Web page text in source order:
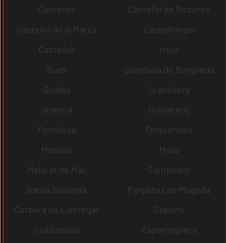
Centelles
Castellví de Rosanes
Castellví de la Marca
Castellterçol
Castellolí
rrius
Gurb
Guardiola de Berguedà
Gualba
Granollers
Granera
Gisclareny
Fonollosa
Folgueroles
Manlleu
Malla
Malgrat de Mar
Santpedor
Santa Susanna
Perpètua de Mogoda
Corbera de Llobregat
Copons
Collsuspina
Esparreguera